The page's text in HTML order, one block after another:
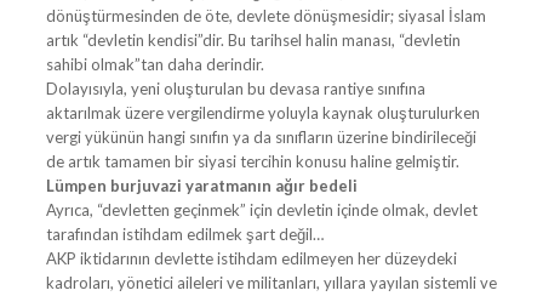
dönüştürmesinden de öte, devlete dönüşmesidir; siyasal İslam
artık “devletin kendisi”dir. Bu tarihsel halin manası, “devletin
sahibi olmak”tan daha derindir.
Dolayısıyla, yeni oluşturulan bu devasa rantiye sınıfına
aktarılmak üzere vergilendirme yoluyla kaynak oluşturulurken
vergi yükünün hangi sınıfın ya da sınıfların üzerine bindirileceği
de artık tamamen bir siyasi tercihin konusu haline gelmiştir.
Lümpen burjuvazi yaratmanın ağır bedeli
Ayrıca, “devletten geçinmek” için devletin içinde olmak, devlet
tarafından istihdam edilmek şart değil…
AKP iktidarının devlette istihdam edilmeyen her düzeydeki
kadroları, yönetici aileleri ve militanları, yıllara yayılan sistemli ve